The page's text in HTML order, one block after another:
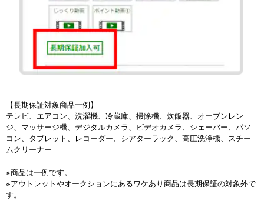
【長期保証対象商品一例】
テレビ、エアコン、洗濯機、冷蔵庫、掃除機、炊飯器、オーブンレン
ジ、マッサージ機、デジタルカメラ、ビデオカメラ、シェーバー、パソ
コン、タブレット、レコーダー、シアターラック、高圧洗浄機、スチー
ムクリーナー
※商品は一例です。
※アウトレットやオークションにあるワケあり商品は長期保証の対象外で
す。